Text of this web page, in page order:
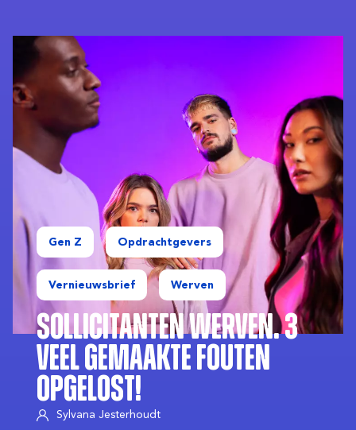
Gen Z Opdrachtgevers
Vernieuwsbrief Werven
Sollicitanten werven. 3
veel gemaakte fouten
opgelost!
Sylvana Jesterhoudt